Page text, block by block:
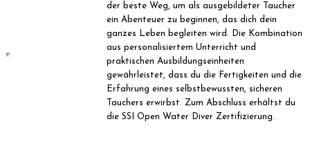
der beste Weg, um als ausgebildeter Taucher
ein Abenteuer zu beginnen, das dich dein
ganzes Leben begleiten wird. Die Kombination
aus personalisiertem Unterricht und
praktischen Ausbildungseinheiten
gewährleistet, dass du die Fertigkeiten und die
Erfahrung eines selbstbewussten, sicheren
Tauchers erwirbst. Zum Abschluss erhältst du
die SSI Open Water Diver Zertifizierung.